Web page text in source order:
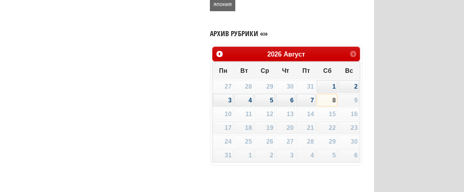
япония
АРХИВ РУБРИКИ «»
2026 Август
Пн Вт Ср Чт Пт Сб Вс
27 28 29 30 31 1
2
3
4 5 6 7 8
9
10
11 12 13 14 15
16
17
18 19 20 21 22
23
24
25 26 27 28 29
30
31
1 2 3 4 5 6